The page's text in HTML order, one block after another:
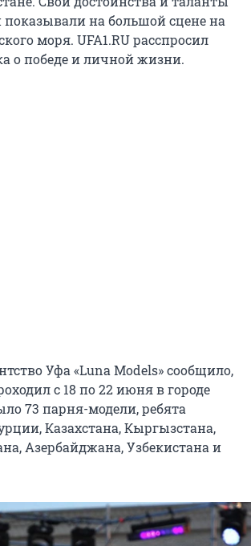
на большой сцене на
моря. UFA1.RU расспросил
о победе и личной жизни.
Уфа «Luna Models» сообщило,
с 18 по22 июняв городе
73 парня-модели, ребята
Казахстана, Кыргызстана,
Азербайджана, Узбекистана и